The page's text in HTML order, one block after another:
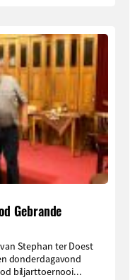
Gebrande
Stephan ter Doest
donderdagavond
biljarttoernooi...